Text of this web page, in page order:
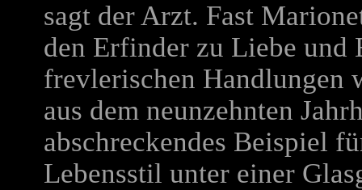
sagt der Arzt. Fast
den Erfinder zu Liebe und
frevlerischen Handlungen
aus dem neunzehnten
abschreckendes Beispiel
Lebensstil unter einer